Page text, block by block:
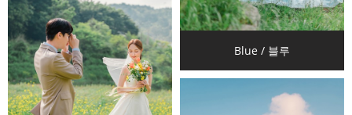
Blue / 블루